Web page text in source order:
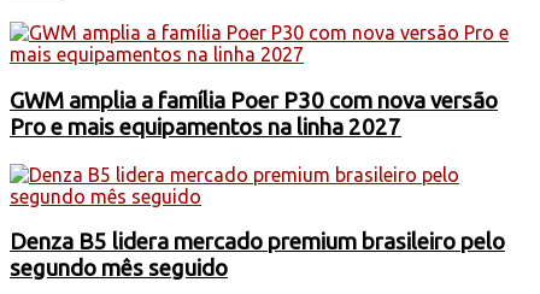
GWM amplia a família Poer P30 com nova versão
Pro e mais equipamentos na linha 2027
Denza B5 lidera mercado premium brasileiro pelo
segundo mês seguido